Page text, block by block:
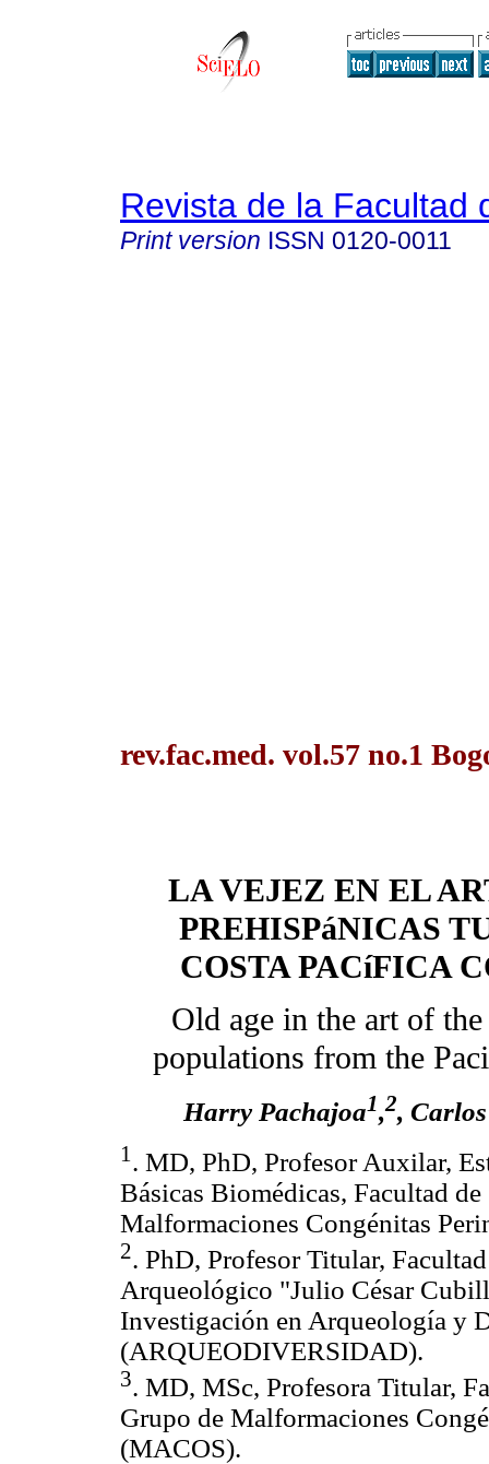
Revista de la Facultad
Print version ISSN 0120-0011
rev.fac.med. vol.57 no.1
LA VEJEZ EN EL
PREHISPáNICAS
COSTA PACíFICA
Old age in the art of
populations from the
Harry Pachajoa1,2,
1 . MD, PhD, Profesor Auxilar,
Básicas Biomédicas, Facultad
Malformaciones Congénitas
2. PhD, Profesor Titular,
Arqueológico "Julio César
Investigación en Arqueología y
(ARQUEODIVERSIDAD).
3. MD, MSc, Profesora Titular,
Grupo de Malformaciones
(MACOS).